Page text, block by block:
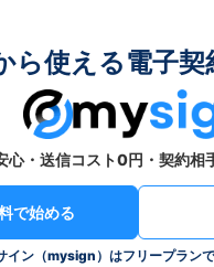
ら使える電子契
心・送信コスト0円・契約相
で始める
イン（mysign）はフリープラン